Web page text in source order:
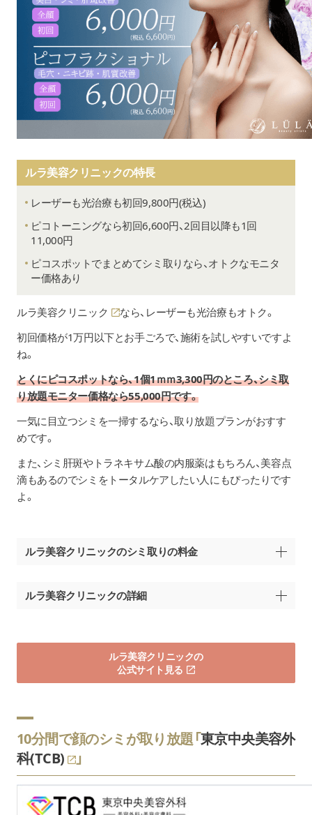
シミ取りレーザー10
（シミ取り10個）
※一部の院のみ
顔 1回：24,800円
ボディ 1回：39,800円
※ボディの施術は、手の甲・腕・
背中上部下部いずれの部位
顔のみ／肝斑以外
2mm以下：2,680円
4mm以下：4,200円
6mm以下：5,980円
10mm以下：8,100円
22mm以下：18,800円
ピコトーニング（顔）
※一部の院のみ
初回価格1回：7,800円
10回：78,400円
ピコレーザーフラクショナル
ピコトーニング（ボディ）
※一部の院のみ
乳輪・鼠径部
各1箇所
1回：11,000円
5回：49,900円
ピコトーニング（ボディ）
※一部の院のみ
各1箇所
1回：22,800円
スクロールできます
休診日
1月1日のみ休診
【博多院】
なし
【小倉院】
1月1日のみ休診
【久留米院】
診察時間
【福岡院】
AM10:00～PM7:00
【博多院】
【小倉院】
【久留米院】
AM9:00～PM6:00
支払い方法
デビットカード
クレジットカード
カウンセリング料
スクロールできます
ルラ美容クリニックの特長
レーザーも光治療も初回9,800円(税込)
ピコトーニングなら初回6,600円、2回目以降も1回
11,000円
ピコスポットでまとめてシミ取りなら、オトクなモニタ
ー価格あり
ルラ美容クリニック
なら、レーザーも光治療もオトク。
初回価格が1万円以下とお手ごろで、施術を試しやすいですよ
ね。
とくにピコスポットなら、1個1ｍｍ3,300円のところ、シミ取
り放題モニター価格なら55,000円です。
一気に目立つシミを一掃するなら、取り放題プランがおすす
めです。
また、シミ肝斑やトラネキサム酸の内服薬はもちろん、美容点
滴もあるのでシミをトータルケアしたい人にもぴったりです
よ。
ルラ美容クリニックのシミ取りの料金
シミ取り（ピコショット）
取り放題：110,000円
取り放題モニター価格：
10回コース：88,000円
ピコトーニング
首
初回：6,600円
2回目以降：11,000円
ルラ美容クリニックの詳細
福岡院
FPG links DAIMYO 2階
「天神駅」 徒歩5分
支払い方法
スクロールできます
ルラ美容クリニックの
公式サイト見る
10分間で顔のシミが取り放題「東京中央美容外
科(TCB)
」